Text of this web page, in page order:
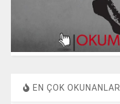
EN ÇOK OKUNANLAR